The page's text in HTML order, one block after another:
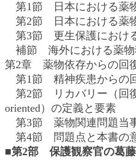
第1節 日本における薬
第2節 日本における薬
第3節 更生保護におけ
補節 海外における薬物
第2章 薬物依存からの回
第1節 精神疾患からの
第2節 リカバリー（回
oriented）の定義と要素
第3節 薬物関連問題当
第4節 問題点と本書の
■第2部 保護観察官の葛